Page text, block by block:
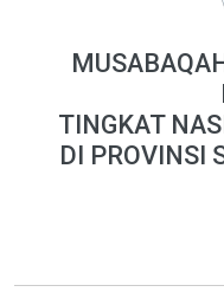
TINGKAT
DI PROVINSI